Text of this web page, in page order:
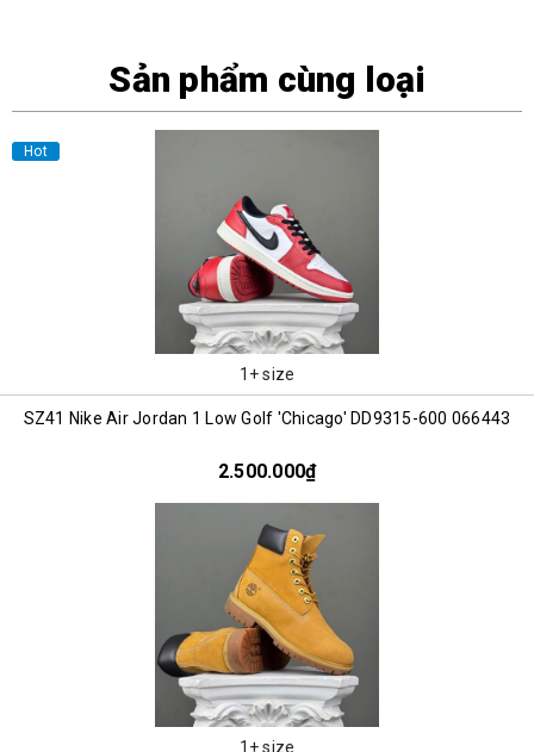
Sản phẩm cùng loại
Hot
1+ size
SZ41 Nike Air Jordan 1 Low Golf 'Chicago' DD9315-600 066443
2.500.000₫
1+ size